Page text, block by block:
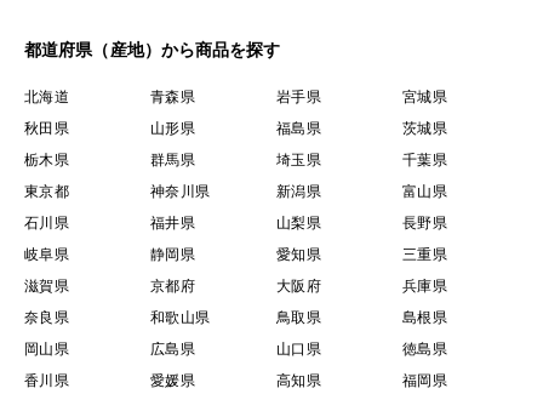
都道府県（産地）から商品を探す
北海道 青森県 岩手県
宮城県
秋田県
山形県 福島県
茨城県
栃木県
群馬県 埼玉県
千葉県
東京都
神奈川県 新潟県
富山県
石川県
福井県 山梨県
長野県
岐阜県
静岡県 愛知県
三重県
滋賀県
京都府 大阪府
兵庫県
奈良県
和歌山県 鳥取県
島根県
岡山県
広島県 山口県
徳島県
香川県
愛媛県 高知県 福岡県